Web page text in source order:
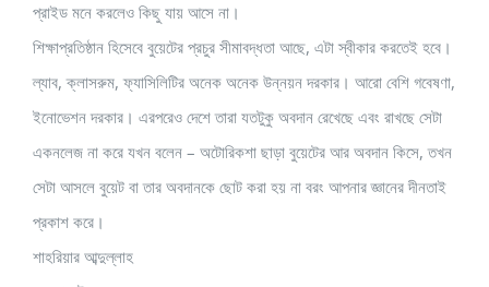
প্রাইড মনে করলেও কিছু যায় আসে না।
শিক্ষাপ্রতিষ্ঠান হিসেবে বুয়েটের প্রচুর সীমাবদ্ধতা আছে, এটা স্বীকার করতেই হবে।
ল্যাব, ক্লাসরুম, ফ্যাসিলিটির অনেক অনেক উন্নয়ন দরকার। আরো বেশি গবেষণা,
ইনোভেশন দরকার। এরপরেও দেশে তারা যতটুকু অবদান রেখেছে এবং রাখছে সেটা
একনলেজ না করে যখন বলেন – অটোরিকশা ছাড়া বুয়েটের আর অবদান কিসে, তখন
সেটা আসলে বুয়েট বা তার অবদানকে ছোট করা হয় না বরং আপনার জ্ঞানের দীনতাই
প্রকাশ করে।
শাহরিয়ার আব্দুল্লাহ